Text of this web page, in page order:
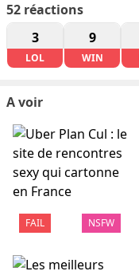
52 réactions
3
LOL
9
WIN
A voir
FAIL NSFW